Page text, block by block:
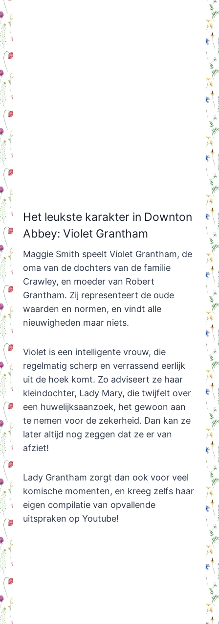
Het leukste karakter in Downton
Abbey: Violet Grantham
Maggie Smith speelt Violet Grantham, de
oma van de dochters van de familie
Crawley, en moeder van Robert
Grantham. Zij representeert de oude
waarden en normen, en vindt alle
nieuwigheden maar niets.
Violet is een intelligente vrouw, die
regelmatig scherp en verrassend eerlijk
uit de hoek komt. Zo adviseert ze haar
kleindochter, Lady Mary, die twijfelt over
een huwelijksaanzoek, het gewoon aan
te nemen voor de zekerheid. Dan kan ze
later altijd nog zeggen dat ze er van
afziet!
Lady Grantham zorgt dan ook voor veel
komische momenten, en kreeg zelfs haar
eigen compilatie van opvallende
uitspraken op Youtube!